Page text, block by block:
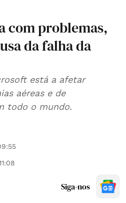
com problemas,
da falha da
está a afetar
aéreas e de
todo o mundo.
Siga-nos